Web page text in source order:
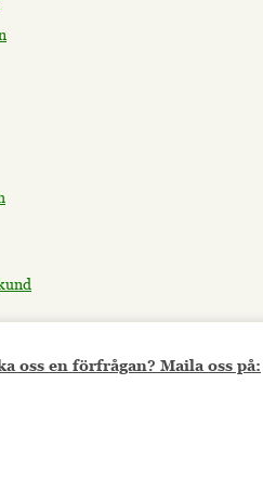
oss en förfrågan? Maila oss på: